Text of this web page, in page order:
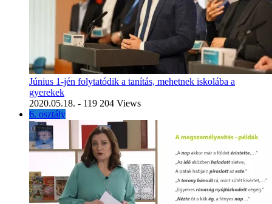
Június 1-jén folytatódik a tanítás, mehetnek iskolába a
gyerekek
2020.05.18. - 119 204 Views
6. osztály